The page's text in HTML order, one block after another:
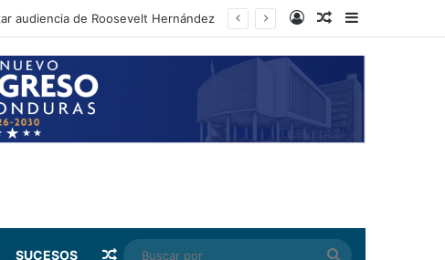
Log InRandom Article
Sidebar
SUCESOS Random Article
Buscar